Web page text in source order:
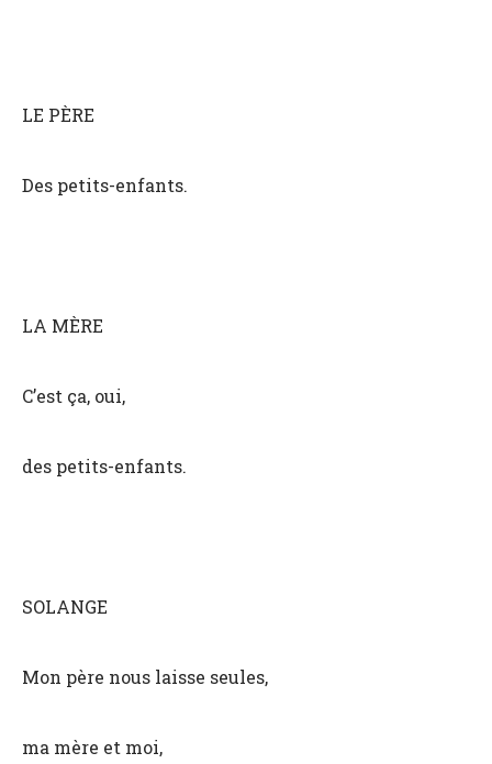
LE PÈRE
Des petits-enfants.
LA MÈRE
C’est ça, oui,
des petits-enfants.
SOLANGE
Mon père nous laisse seules,
ma mère et moi,